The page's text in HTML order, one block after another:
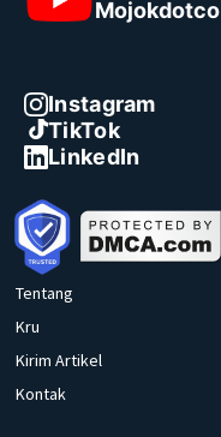
Mojokdotco
Instagram
TikTok
LinkedIn
Tentang
Kru
Kirim Artikel
Kontak